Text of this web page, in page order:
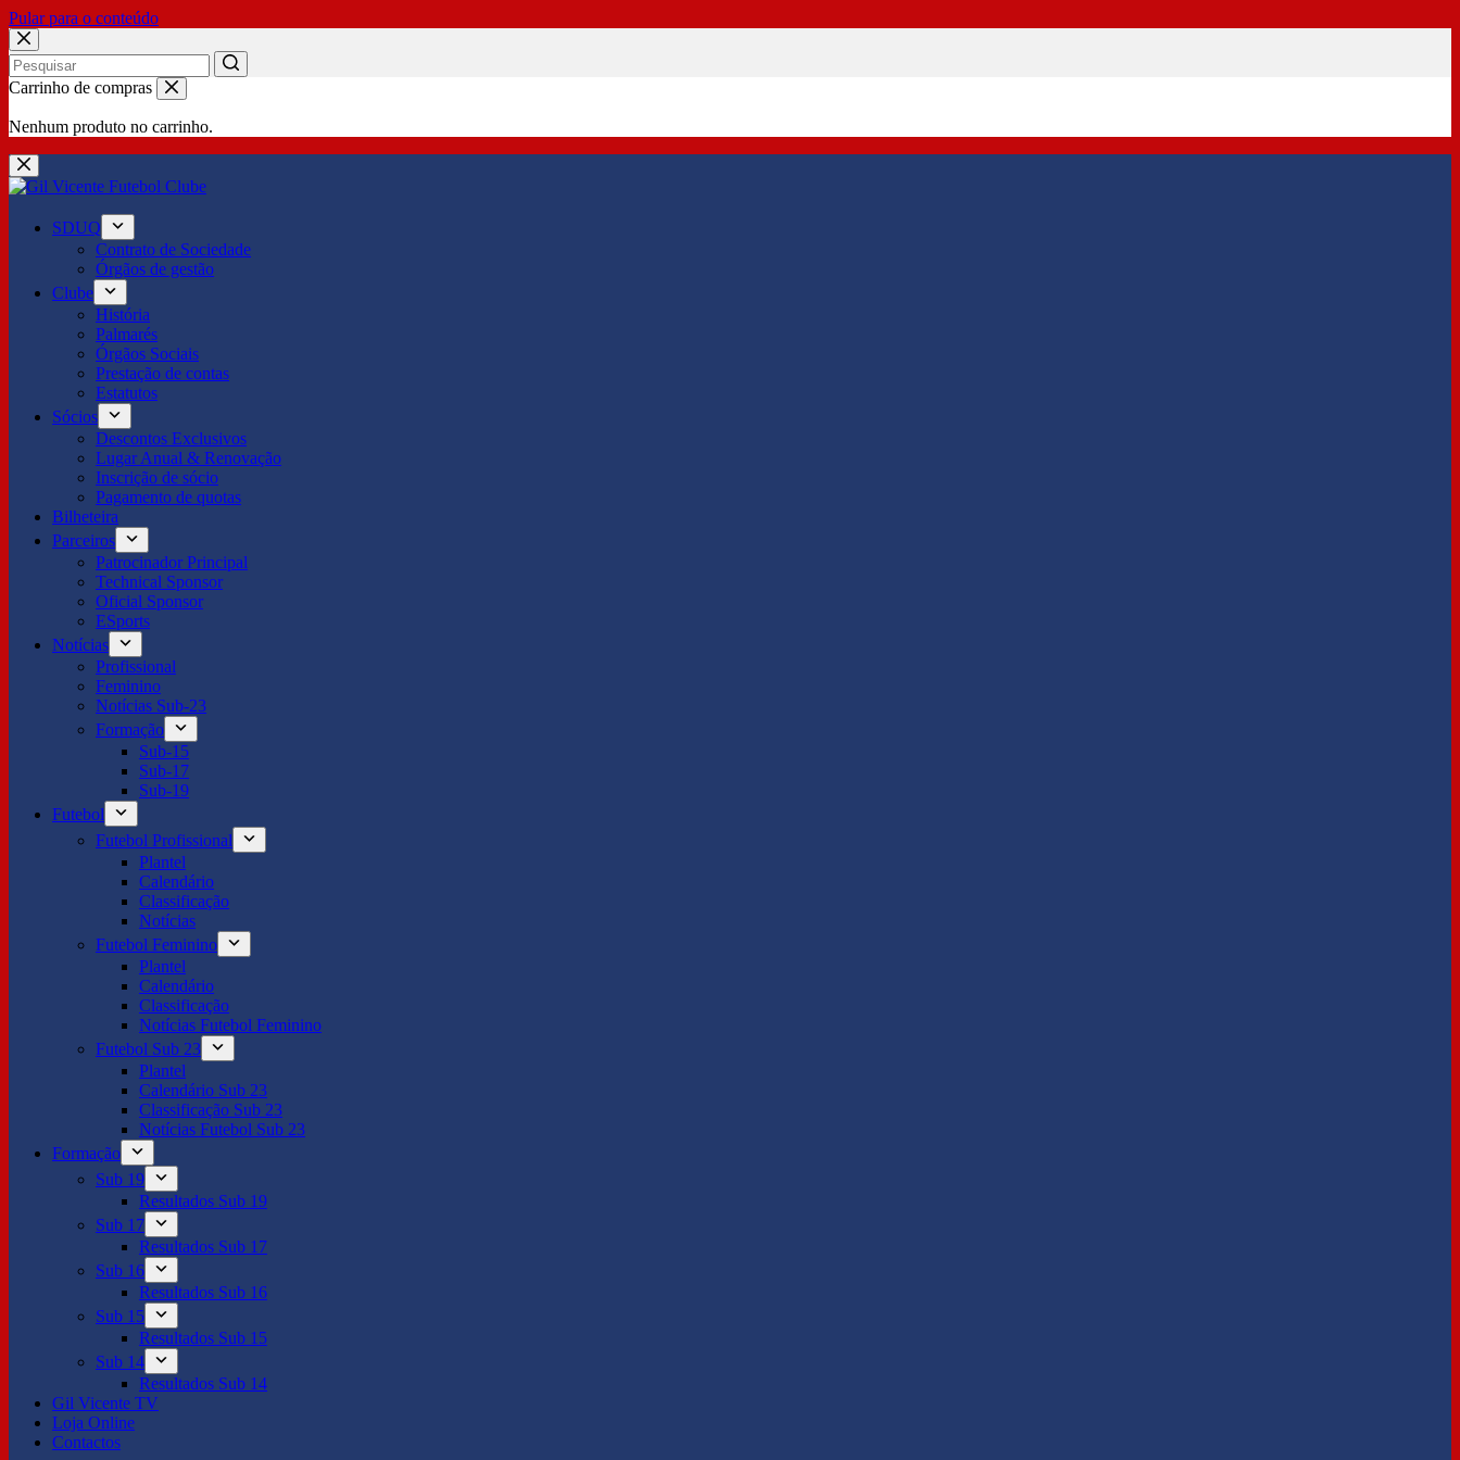
Pular para o conteúdo
No
Carrinho de compras
Nenhum produto no carrinho.
SDUQ
Contrato de Sociedade
Órgãos de gestão
Clube
História
Palmarés
Órgãos Sociais
Prestação de contas
Estatutos
Sócios
Descontos Exclusivos
Lugar Anual & Renovação
Inscrição de sócio
Pagamento de quotas
Bilheteira
Parceiros
Patrocinador Principal
Technical Sponsor
Oficial Sponsor
ESports
Notícias
Profissional
Feminino
Notícias Sub-23
Formação
Sub-15
Sub-17
Sub-19
Futebol
Futebol Profissional
Plantel
Calendário
Classificação
Notícias
Futebol Feminino
Plantel
Calendário
Classificação
Notícias Futebol Feminino
Futebol Sub 23
Plantel
Calendário Sub 23
Classificação Sub 23
Notícias Futebol Sub 23
Formação
Sub 19
Resultados Sub 19
Sub 17
Resultados Sub 17
Sub 16
Resultados Sub 16
Sub 15
Resultados Sub 15
Sub 14
Resultados Sub 14
Gil Vicente TV
Loja Online
Contactos